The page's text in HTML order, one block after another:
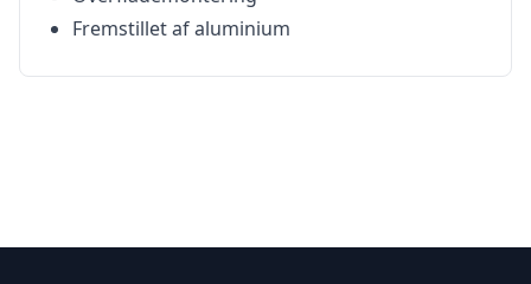
Fremstillet af aluminium